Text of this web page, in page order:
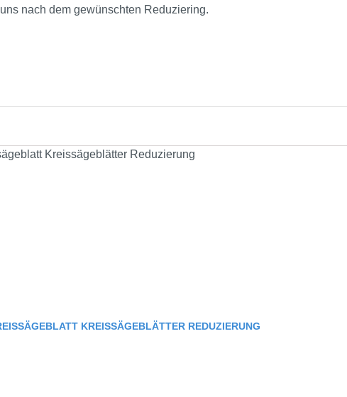
nach dem gewünschten Reduziering.
KREISSÄGEBLÄTTER REDUZIERUNG